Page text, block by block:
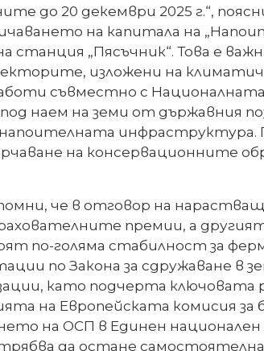
до 20 декември 2025 г.“,
на капитала на
станция „Пясъчник“. Това е
изложени на
съвместно с Националната
наем на земи от държавния
напоителната
на консервационните
че в отговор на
премии, а
по-голяма стабилност за
по Закона за сдружаване в
като подчерта ключовата
на Европейската комисия за
на ОСП в Единен
да остане